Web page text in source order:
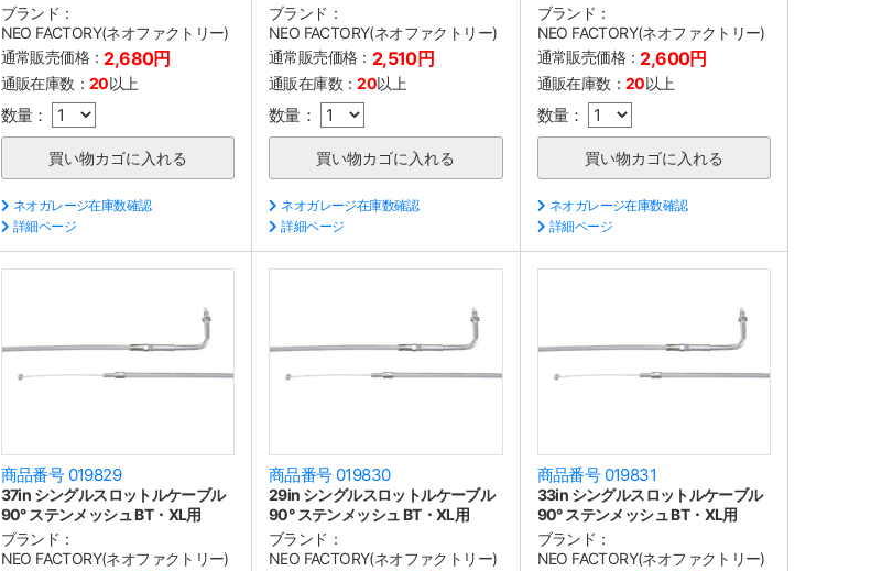
ブランド：
NEO FACTORY(ネオファクトリー)
通常販売価格： 2,680円
通販在庫数： 20以上
数量：
ネオガレージ在庫数確認
詳細ページ
ブランド：
NEO FACTORY(ネオファクトリー)
通常販売価格： 2,510円
通販在庫数：20以上
数量：
ネオガレージ在庫数確認
詳細ページ
ブランド：
NEO FACTORY(ネオファクトリー)
通常販売価格： 2,600円
通販在庫数： 20以上
数量：
ネオガレージ在庫数確認
詳細ページ
商品番号 019829
37in シングルスロットルケーブル
90° ステンメッシュ BT・XL用
ブランド：
NEO FACTORY(ネオファクトリー)
商品番号 019830
29in シングルスロットルケーブル
90° ステンメッシュ BT・XL用
ブランド：
NEO FACTORY(ネオファクトリー)
商品番号 019831
33in シングルスロットルケーブル
90° ステンメッシュ BT・XL用
ブランド：
NEO FACTORY(ネオファクトリー)